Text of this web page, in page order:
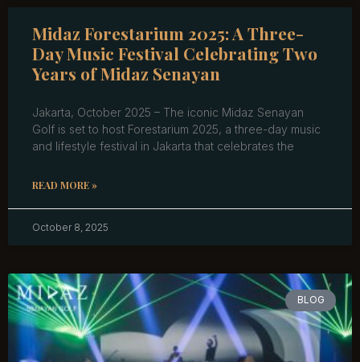
Midaz Forestarium 2025: A Three-
Day Music Festival Celebrating Two
Years of Midaz Senayan
Jakarta, October 2025 – The iconic Midaz Senayan
Golf is set to host Forestarium 2025, a three-day music
and lifestyle festival in Jakarta that celebrates the
READ MORE »
October 8, 2025
BLOG